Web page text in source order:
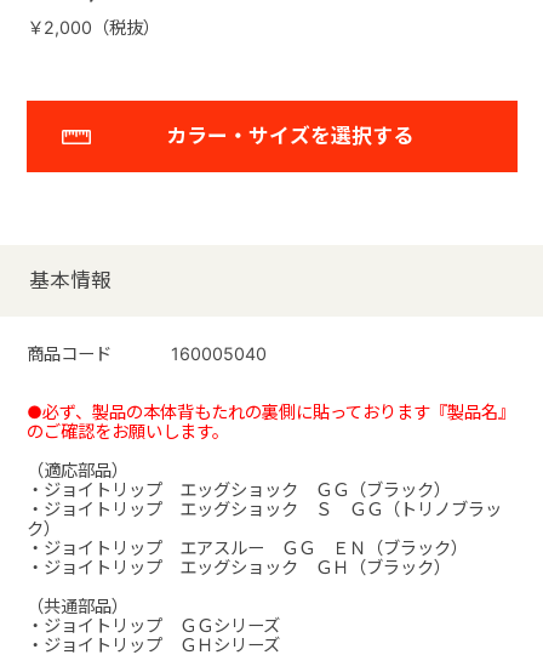
￥2,000（税抜）
カラー・サイズを選択する
基本情報
商品コード 160005040
●必ず、製品の本体背もたれの裏側に貼っております『製品名』
のご確認をお願いします。
（適応部品）
・ジョイトリップ エッグショック ＧＧ（ブラック）
・ジョイトリップ エッグショック Ｓ ＧＧ（トリノブラッ
ク）
・ジョイトリップ エアスルー ＧＧ ＥＮ（ブラック）
・ジョイトリップ エッグショック ＧＨ（ブラック）
（共通部品）
・ジョイトリップ ＧＧシリーズ
・ジョイトリップ ＧＨシリーズ